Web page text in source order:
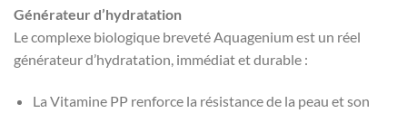
Générateur d’hydratation
Le complexe biologique breveté Aquagenium est un réel
générateur d’hydratation, immédiat et durable :
La Vitamine PP renforce la résistance de la peau et son